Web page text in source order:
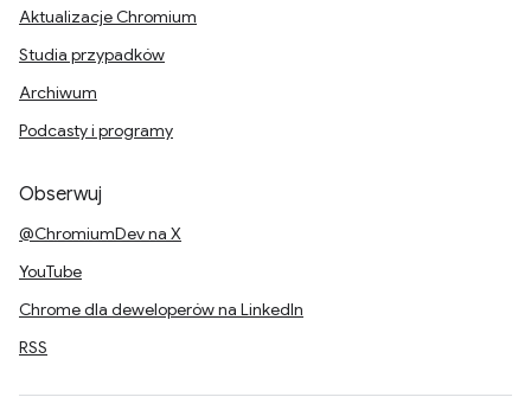
Aktualizacje Chromium
Studia przypadków
Archiwum
Podcasty i programy
Obserwuj
@ChromiumDev na X
YouTube
Chrome dla deweloperów na LinkedIn
RSS